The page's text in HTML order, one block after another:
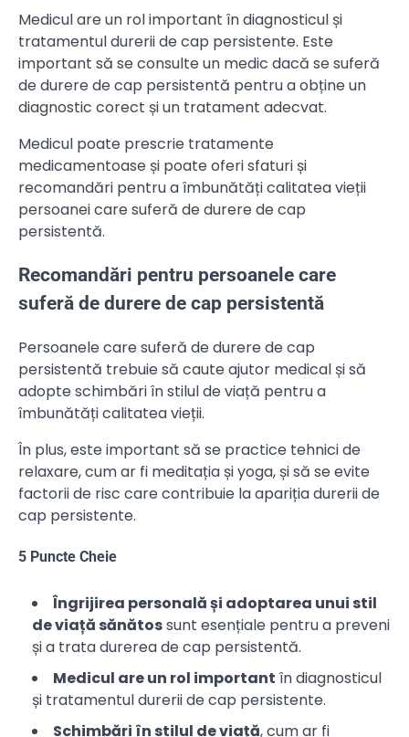
Medicul are un rol important în diagnosticul și
tratamentul durerii de cap persistente. Este
important să se consulte un medic dacă se suferă
de durere de cap persistentă pentru a obține un
diagnostic corect și un tratament adecvat.
Medicul poate prescrie tratamente
medicamentoase și poate oferi sfaturi și
recomandări pentru a îmbunătăți calitatea vieții
persoanei care suferă de durere de cap
persistentă.
Recomandări pentru persoanele care
suferă de durere de cap persistentă
Persoanele care suferă de durere de cap
persistentă trebuie să caute ajutor medical și să
adopte schimbări în stilul de viață pentru a
îmbunătăți calitatea vieții.
În plus, este important să se practice tehnici de
relaxare, cum ar fi meditația și yoga, și să se evite
factorii de risc care contribuie la apariția durerii de
cap persistente.
5 Puncte Cheie
Îngrijirea personală și adoptarea unui stil
de viață sănătossunt esențiale pentru a preveni
și a trata durerea de cap persistentă.
Medicul are un rol important în diagnosticul
și tratamentul durerii de cap persistente.
Schimbări în stilul de viață, cum ar fi